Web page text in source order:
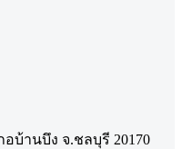
บ้านบึง จ.ชลบุรี 20170